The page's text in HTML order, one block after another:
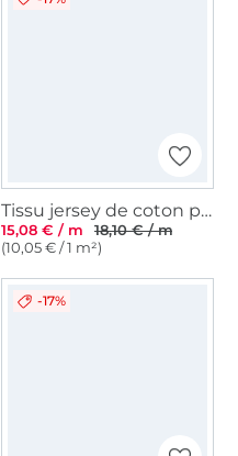
Tissu jersey de coton petite souris, vert olive
15,08 € / m
18,10 € / m
(10,05 € / 1 m²)
-17%